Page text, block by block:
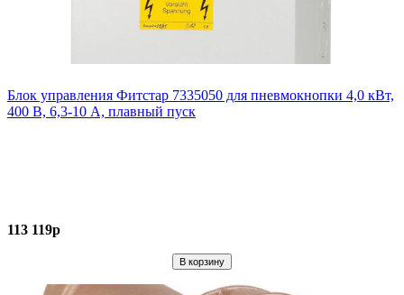
Блок управления Фитстар 7335050 для пневмокнопки 4,0 кВт,
400 В, 6,3-10 А, плавный пуск
113 119р